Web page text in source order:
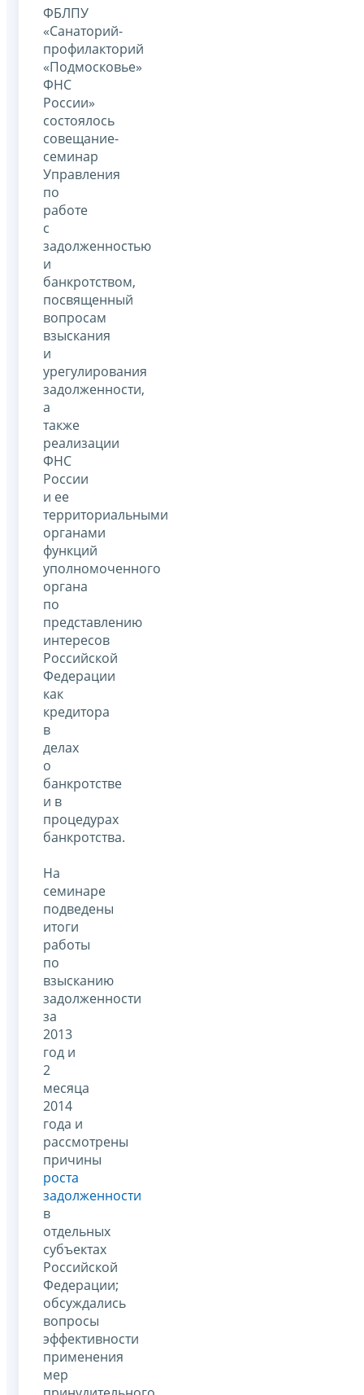
ФБЛПУ
«Санаторий-
профилакторий
«Подмосковье»
ФНС
России»
состоялось
совещание-
семинар
Управления
по
работе
с
задолженностью
и
банкротством,
посвященный
вопросам
взыскания
и
урегулирования
задолженности,
а
также
реализации
ФНС
России
и ее
территориальными
органами
функций
уполномоченного
органа
по
представлению
интересов
Российской
Федерации
как
кредитора
в
делах
о
банкротстве
и в
процедурах
банкротства.
На
семинаре
подведены
итоги
работы
по
взысканию
задолженности
за
2013
год и
2
месяца
2014
года и
рассмотрены
причины
роста
задолженности
в
отдельных
субъектах
Российской
Федерации;
обсуждались
вопросы
эффективности
применения
мер